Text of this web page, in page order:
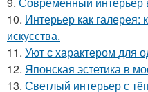
10. Интерьер как галерея:
искусства.
11. Уют с характером для
12. Японская эстетика в
13. Светлый интерьер с